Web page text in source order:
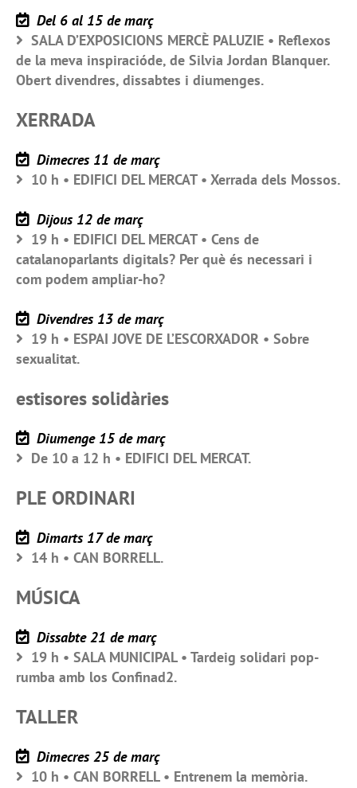
Del 6 al 15 de març
SALA D’EXPOSICIONS MERCÈ PALUZIE • Reflexos
de la meva inspiracióde, de Silvia Jordan Blanquer.
Obert divendres, dissabtes i diumenges.
XERRADA
Dimecres 11 de març
10 h • EDIFICI DEL MERCAT • Xerrada dels Mossos.
Dijous 12 de març
19 h • EDIFICI DEL MERCAT • Cens de
catalanoparlants digitals? Per què és necessari i
com podem ampliar-ho?
Divendres 13 de març
19 h • ESPAI JOVE DE L’ESCORXADOR • Sobre
sexualitat.
estisores solidàries
Diumenge 15 de març
De 10 a 12 h • EDIFICI DEL MERCAT.
PLE ORDINARI
Dimarts 17 de març
14 h • CAN BORRELL.
MÚSICA
Dissabte 21 de març
19 h • SALA MUNICIPAL • Tardeig solidari pop-
rumba amb los Confinad2.
TALLER
Dimecres 25 de març
10 h • CAN BORRELL • Entrenem la memòria.